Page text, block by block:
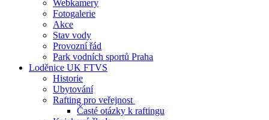
Webkamery
Fotogalerie
Akce
Stav vody
Provozní řád
Park vodních sportů Praha
Loděnice UK FTVS
Historie
Ubytování
Rafting pro veřejnost
Časté otázky k raftingu